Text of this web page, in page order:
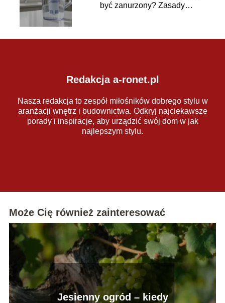
być zanurzony? Zasady
Redakcja a-ronet.pl
Nasza redakcja to zespół miłośników dobrego stylu w
aranżacji wnętrz i budownictwa. Odkryj najciekawsze
porady i inspiracje, aby urządzić swój dom w jak
najlepszym stylu.
Może Cię również zainteresować
Jesienny ogród – kiedy